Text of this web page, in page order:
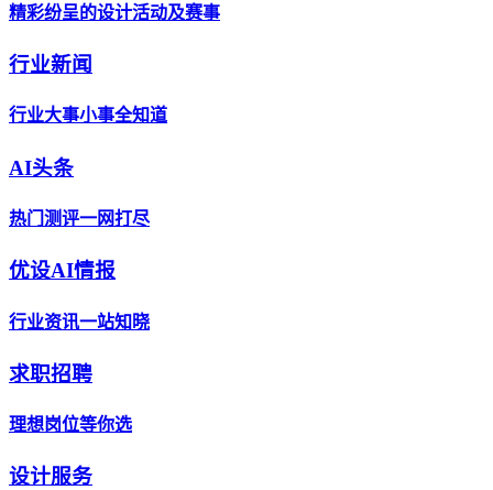
精彩纷呈的设计活动及赛事
行业新闻
行业大事小事全知道
AI头条
热门测评一网打尽
优设AI情报
行业资讯一站知晓
求职招聘
理想岗位等你选
设计服务